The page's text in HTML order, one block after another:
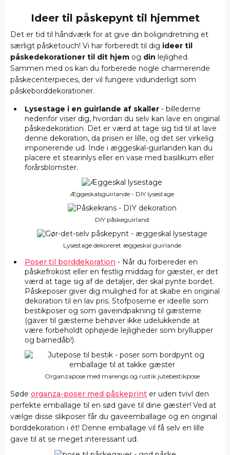
Ideer til påskepynt til hjemmet
Det er tid til håndværk for at give din boligindretning et
særligt påsketouch! Vi har forberedt til dig ideer til
påskedekorationer til dit hjem og din lejlighed.
Sammen med os kan du forberede nogle charmerende
påskecenterpieces, der vil fungere vidunderligt som
påskeborddekorationer.
Lysestage i en guirlande af skaller- billederne
nedenfor viser dig, hvordan du selv kan lave en original
påskedekoration. Det er værd at tage sig tid til at lave
denne dekoration, da prisen er lille, og det ser virkelig
imponerende ud. Inde i æggeskal-guirlanden kan du
placere et stearinlys eller en vase med basilikum eller
forårsblomster.
Æggeskalsguirlande - DIY lysestage
DIY påskeguirland
Lysestage dekoreret æggeskal guirlande
Poser til borddekoration - Når du forbereder en
påskefrokost eller en festlig middag for gæster, er det
værd at tage sig af de detaljer, der skal pynte bordet.
Påskeposer giver dig mulighed for at skabe en original
dekoration til en lav pris. Stofposerne er ideelle som
bestikposer og som gaveindpakning til gæsterne
(gaver til gæsterne behøver ikke udelukkende at
være forbeholdt ophøjede lejligheder som bryllupper
og barnedåb!).
Organzapose med marengs og rustik jutebestikpose
Søde organza-poser med påskeprint er uden tvivl den
perfekte emballage til en sød gave til dine gæster! Ved at
vælge disse slikposer får du gaveemballage og en original
borddekoration i ét! Denne emballage vil få selv en lille
gave til at se meget interessant ud.